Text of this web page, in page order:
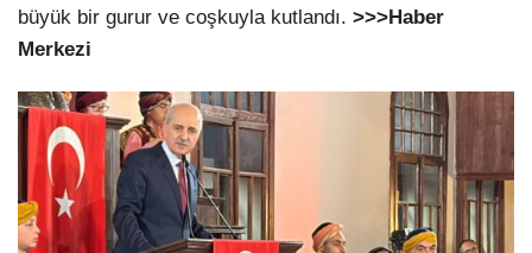
büyük bir gurur ve coşkuyla kutlandı. >>>Haber
Merkezi